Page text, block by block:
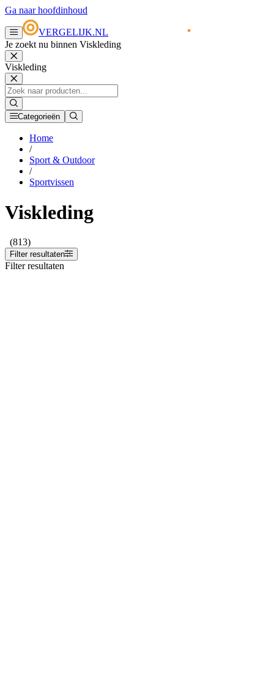
Ga naar hoofdinhoud
VERGELIJK.NL
Je zoekt nu binnen Viskleding
Viskleding
Categorieën
Home
/
Sport & Outdoor
/
Sportvissen
Viskleding
(813)
Filter resultaten
Filter resultaten